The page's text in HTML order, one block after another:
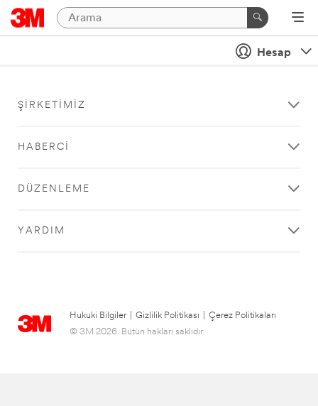
Hesap
ŞIRKETIMIZ
HABERCI
DÜZENLEME
YARDIM
Hukuki Bilgiler Gizlilik Politikası
Çerez Politikaları
© 3M 2026. Bütün hakları saklıdır.